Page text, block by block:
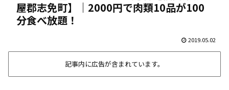
屋郡志免町】｜2000円で肉類10品が100
分食べ放題！
2019.05.02
記事内に広告が含まれています。